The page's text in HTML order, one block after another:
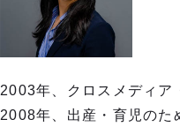
2003年、クロスメディ
2008年、出産・育児のた